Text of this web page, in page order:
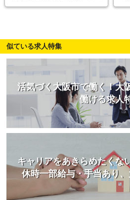
似ている求人特集
活気づく大阪市で働く！大
働ける求人
キャリアをあきらめたく
休時一部給与・手当あり